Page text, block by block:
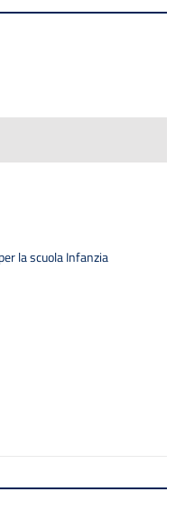
Formativa
provinciali
dei dati
emergenza Covid-19
la scuola Infanzia